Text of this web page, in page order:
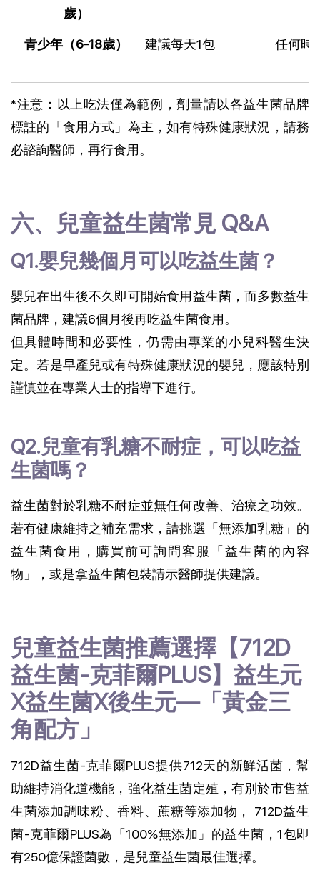
歲）
青少年（6-18歲） 建議每天1包 任何時
*注意：以上吃法僅為範例，劑量請以各益生菌品牌
標註的「食用方式」為主，如有特殊健康狀況，請務
必諮詢醫師，再行食用。
六、兒童益生菌常見 Q&A
Q1.嬰兒幾個月可以吃益生菌？
嬰兒在出生後不久即可開始食用益生菌，而多數益生
菌品牌，建議6個月後再吃益生菌食用。
但具體時間和必要性，仍需由專業的小兒科醫生決
定。若是早產兒或有特殊健康狀況的嬰兒，應該特別
謹慎並在專業人士的指導下進行。
Q2.兒童有乳糖不耐症，可以吃益
生菌嗎？
益生菌對於乳糖不耐症並無任何改善、治療之功效。
若有健康維持之補充需求，請挑選「無添加乳糖」的
益生菌食用，購買前可詢問客服「益生菌的內容
物」，或是拿益生菌包裝請示醫師提供建議。
兒童益生菌推薦選擇【712D
益生菌-克菲爾PLUS】益生元
X益生菌X後生元—「黃金三
角配方」
712D益生菌-克菲爾PLUS提供712天的新鮮活菌，幫
助維持消化道機能，強化益生菌定殖，有別於市售益
生菌添加調味粉、香料、蔗糖等添加物， 712D益生
菌-克菲爾PLUS為「100%無添加」的益生菌，1包即
有250億保證菌數，是兒童益生菌最佳選擇。